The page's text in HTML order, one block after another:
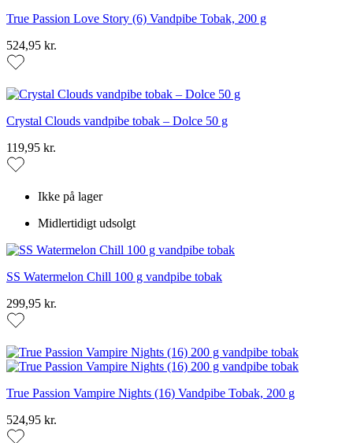
True Passion Love Story (6) Vandpibe Tobak, 200 g
524,95 kr.
Crystal Clouds vandpibe tobak – Dolce 50 g
119,95 kr.
Ikke på lager
Midlertidigt udsolgt
SS Watermelon Chill 100 g vandpibe tobak
299,95 kr.
True Passion Vampire Nights (16) Vandpibe Tobak, 200 g
524,95 kr.